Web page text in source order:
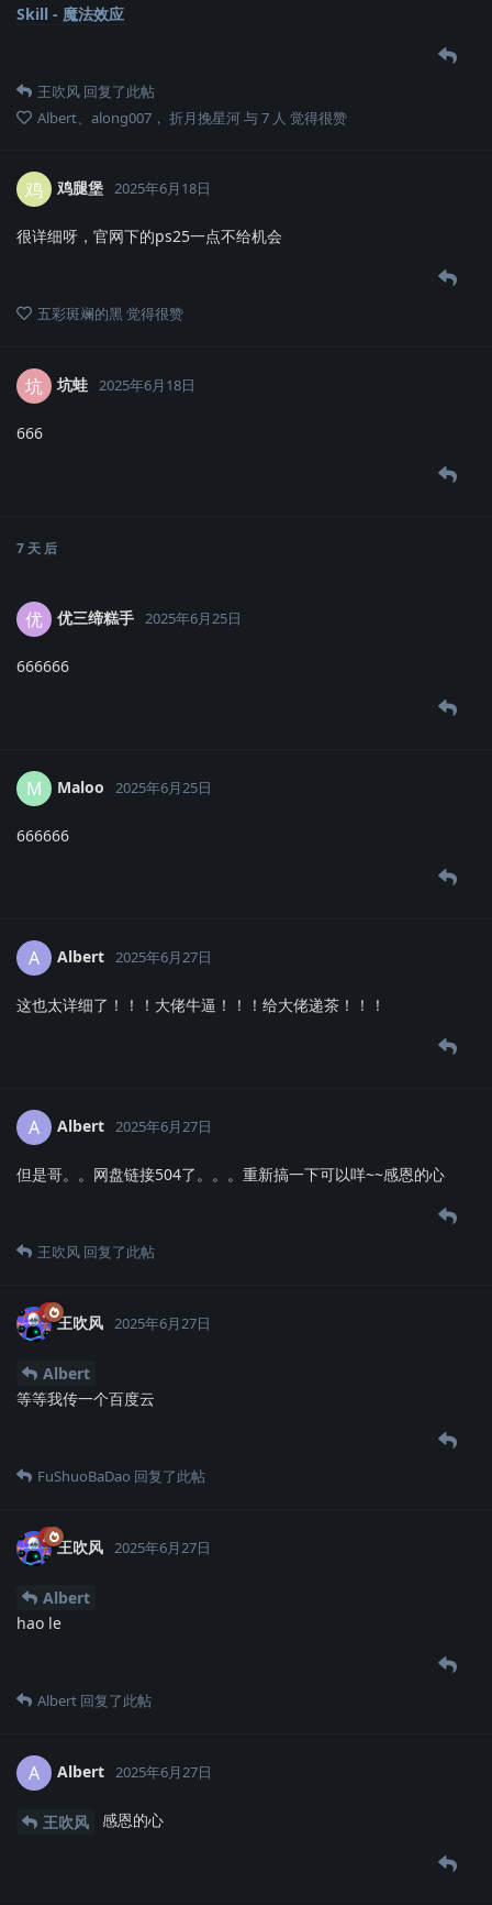
Skill - 魔法效应
王吹风 回复了此帖
Albert、 along007 ， 折月挽星河与7 人 觉得很赞
鸡 鸡腿堡 2025年6月18日
很详细呀，官网下的ps25一点不给机会
五彩斑斓的黑 觉得很赞
坑 坑蛙 2025年6月18日
666
7 天后
优 优三缔糕手 2025年6月25日
666666
M Maloo 2025年6月25日
666666
A Albert 2025年6月27日
这也太详细了！！！大佬牛逼！！！给大佬递茶！！！
A Albert 2025年6月27日
但是哥。。网盘链接504了。。。重新搞一下可以咩~~感恩的心
王吹风 回复了此帖
王吹风 2025年6月27日
Albert
等等我传一个百度云
FuShuoBaDao 回复了此帖
王吹风 2025年6月27日
Albert
hao le
Albert 回复了此帖
A Albert 2025年6月27日
王吹风 感恩的心